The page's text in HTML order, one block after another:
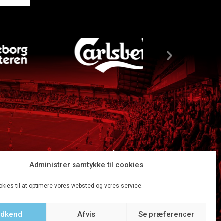
Administrer samtykke til cookies
til at optimere vores websted og vores service.
Afvis Se præferencer